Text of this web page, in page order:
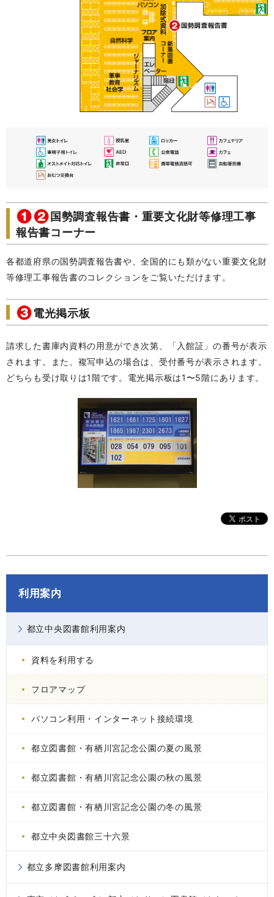
国勢調査報告書・重要文化財等修理工事
報告書コーナー
各都道府県の国勢調査報告書や、全国的にも類がない重要文化財
等修理工事報告書のコレクションをご覧いただけます。
電光掲示板
請求した書庫内資料の用意ができ次第、「入館証」の番号が表示
されます。また、複写申込の場合は、受付番号が表示されます。
どちらも受け取りは1階です。電光掲示板は1〜5階にあります。
利用案内
都立中央図書館利用案内
資料を利用する
フロアマップ
パソコン利用・インターネット接続環境
都立図書館・有栖川宮記念公園の夏の風景
都立図書館・有栖川宮記念公園の秋の風景
都立図書館・有栖川宮記念公園の冬の風景
都立中央図書館三十六景
都立多摩図書館利用案内